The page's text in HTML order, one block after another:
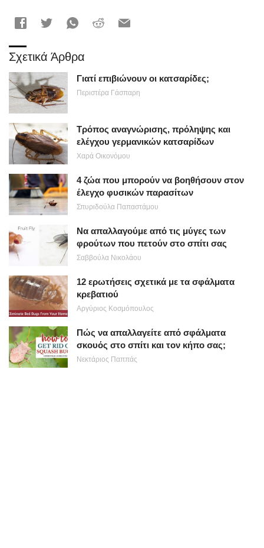
Σχετικά Άρθρα
Γιατί επιβιώνουν οι κατσαρίδες;
Περιστέρα Γάσπαρη
Τρόπος αναγνώρισης, πρόληψης και
ελέγχου γερμανικών κατσαρίδων
Χαρά Οικονόμου
4 ζώα που μπορούν να βοηθήσουν στον
έλεγχο φυσικών παρασίτων
Σπυριδούλα Παπαστάμου
Να απαλλαγούμε από τις μύγες των
φρούτων που πετούν στο σπίτι σας
Σαββούλα Νικολάου
12 ερωτήσεις σχετικά με τα σφάλματα
κρεβατιού
Αργύριος Κοσμόπουλος
Πώς να απαλλαγείτε από σφάλματα
σκουός στο σπίτι και τον κήπο σας;
Νεκτάριος Παππάς